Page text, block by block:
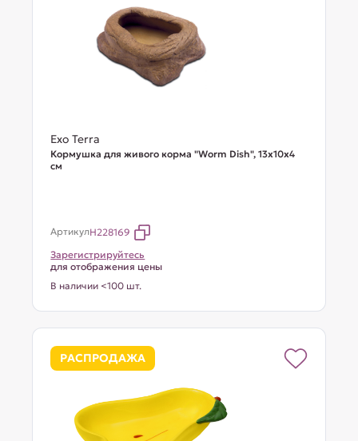
Exo Terra
Кормушка для живого корма "Worm Dish", 13х10х4
см
АртикулH228169
Зарегистрируйтесь
для отображения цены
В наличии <100 шт.
РАСПРОДАЖА